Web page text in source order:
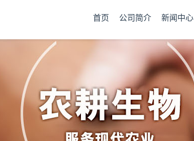
首页 公司简介 新闻中心